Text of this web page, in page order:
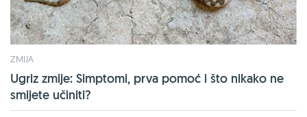
ZMIJA
Ugriz zmije: Simptomi, prva pomoć i što nikako ne
smijete učiniti?